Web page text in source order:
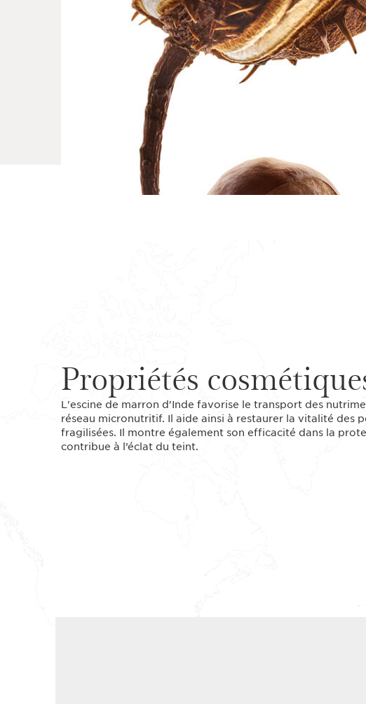
Propriétés
L'escine de marron d'Inde favorise le transport des
réseau micronutritif. Il aide ainsi à restaurer la vitalité des
fragilisées. Il montre également son efficacité dans la
contribue à l’éclat du teint.